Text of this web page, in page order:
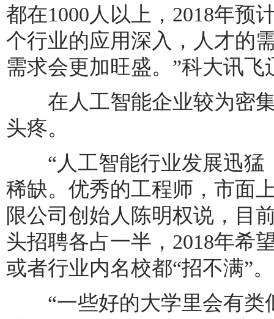
都在1000人以上，2018年预
个行业的应用深入，人才的
需求会更加旺盛。”科大讯
在人工智能企业较为密集
头疼。
“人工智能行业发展迅猛
稀缺。优秀的工程师，市面
限公司创始人陈明权说，目
头招聘各占一半，2018年希
或者行业内名校都“招不满”。
“一些好的大学里会有类